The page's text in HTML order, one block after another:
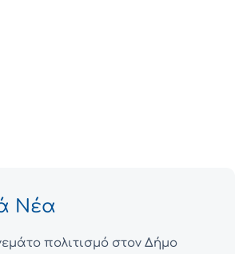
Νέα
πολιτισμό στον Δήμο